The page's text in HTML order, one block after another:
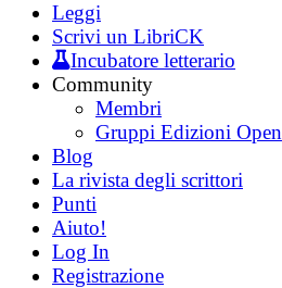
Leggi
Scrivi un LibriCK
Incubatore letterario
Community
Membri
Gruppi Edizioni Open
Blog
La rivista degli scrittori
Punti
Aiuto!
Log In
Registrazione